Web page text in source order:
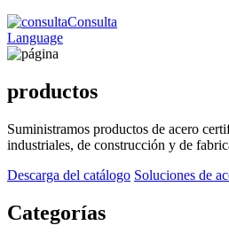
Consulta
Language
productos
Suministramos productos de acero
industriales, de construcción y de
Descarga del catálogo Soluciones de
Categorías